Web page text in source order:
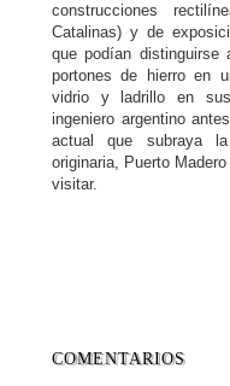
construcciones
Catalinas) y de
que podían
portones de hierro en
vidrio y ladrillo en
ingeniero argentino
actual que subraya
originaria, Puerto
visitar.
COMENTARIOS